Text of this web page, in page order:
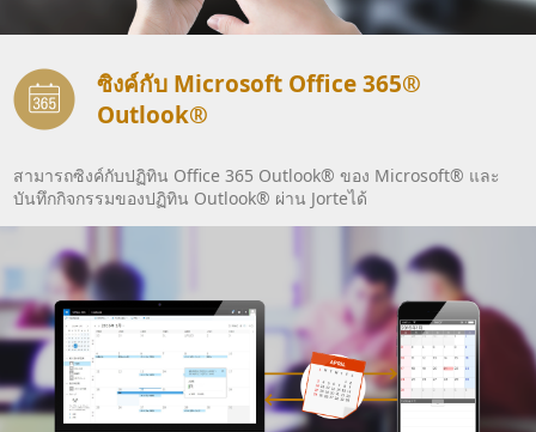
ซิงค์กับ Microsoft Office 365®
Outlook®
สามารถซิงค์กับปฏิทิน Office 365 Outlook® ของ Microsoft® และ
บันทึกกิจกรรมของปฏิทิน Outlook® ผ่าน Jorteได้